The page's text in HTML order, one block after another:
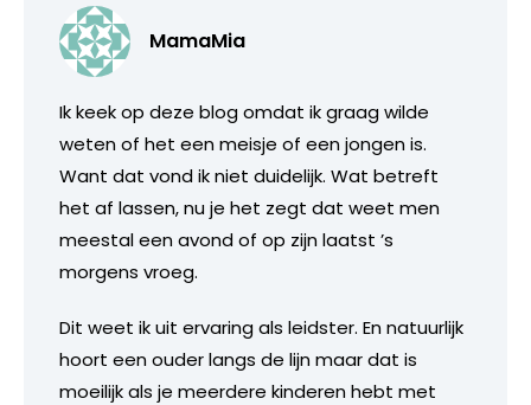
MamaMia
Ik keek op deze blog omdat ik graag wilde
weten of het een meisje of een jongen is.
Want dat vond ik niet duidelijk. Wat betreft
het af lassen, nu je het zegt dat weet men
meestal een avond of op zijn laatst ’s
morgens vroeg.
Dit weet ik uit ervaring als leidster. En natuurlijk
hoort een ouder langs de lijn maar dat is
moeilijk als je meerdere kinderen hebt met